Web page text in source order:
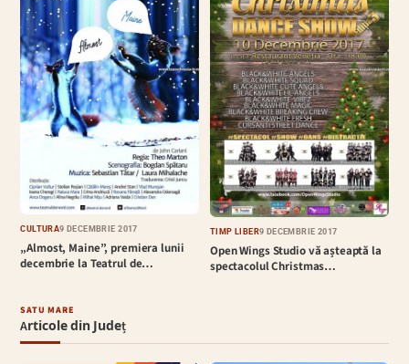
CULTURĂ9 DECEMBRIE 2017
„Almost, Maine”, premiera lunii
decembrie la Teatrul de…
TIMP LIBER9 DECEMBRIE 2017
Open Wings Studio vă așteaptă la
spectacolul Christmas…
SATU MARE
Articole din Județ